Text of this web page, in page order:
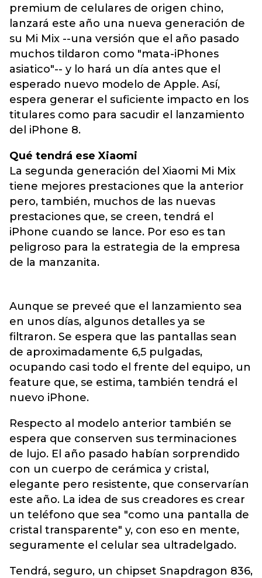
premium de celulares de origen chino,
lanzará este año una nueva generación de
su Mi Mix --una versión que el año pasado
muchos tildaron como "mata-iPhones
asiatico"-- y lo hará un día antes que el
esperado nuevo modelo de Apple. Así,
espera generar el suficiente impacto en los
titulares como para sacudir el lanzamiento
del iPhone 8.
Qué tendrá ese Xiaomi
La segunda generación del Xiaomi Mi Mix
tiene mejores prestaciones que la anterior
pero, también, muchos de las nuevas
prestaciones que, se creen, tendrá el
iPhone cuando se lance. Por eso es tan
peligroso para la estrategia de la empresa
de la manzanita.
Aunque se preveé que el lanzamiento sea
en unos días, algunos detalles ya se
filtraron. Se espera que las pantallas sean
de aproximadamente 6,5 pulgadas,
ocupando casi todo el frente del equipo, un
feature que, se estima, también tendrá el
nuevo iPhone.
Respecto al modelo anterior también se
espera que conserven sus terminaciones
de lujo. El año pasado habían sorprendido
con un cuerpo de cerámica y cristal,
elegante pero resistente, que conservarían
este año. La idea de sus creadores es crear
un teléfono que sea "como una pantalla de
cristal transparente" y, con eso en mente,
seguramente el celular sea ultradelgado.
Tendrá, seguro, un chipset Snapdragon 836,